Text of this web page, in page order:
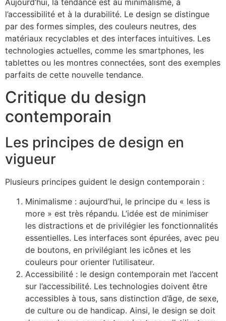
l’accessibilité et à la durabilité. Le design se distingue
par des formes simples, des couleurs neutres, des
matériaux recyclables et des interfaces intuitives. Les
technologies actuelles, comme les smartphones, les
tablettes ou les montres connectées, sont des exemples
parfaits de cette nouvelle tendance.
Critique du design
contemporain
Les principes de design en
vigueur
Plusieurs principes guident le design contemporain :
Minimalisme : aujourd’hui, le principe du « less is
more » est très répandu. L’idée est de minimiser
les distractions et de privilégier les fonctionnalités
essentielles. Les interfaces sont épurées, avec peu
de boutons, en privilégiant les icônes et les
couleurs pour orienter l’utilisateur.
Accessibilité : le design contemporain met l’accent
sur l’accessibilité. Les technologies doivent être
accessibles à tous, sans distinction d’âge, de sexe,
de culture ou de handicap. Ainsi, le design se doit